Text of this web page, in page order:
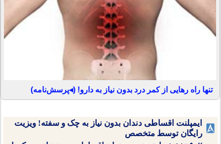
تنها راه رهایی از کمر درد بدون نیاز به دارو! (◂پرسش‌نامه)
ایمپلنت اقساطی دندان بدون نیاز به چک و سفته! ویزیت
رایگان توسط متخصص